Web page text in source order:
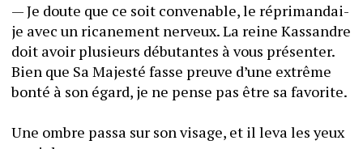
— Je doute que ce soit convenable, le réprimandai-
je avec un ricanement nerveux. La reine Kassandre
doit avoir plusieurs débutantes à vous présenter.
Bien que Sa Majesté fasse preuve d’une extrême
Une ombre passa sur son visage, et il leva les yeux